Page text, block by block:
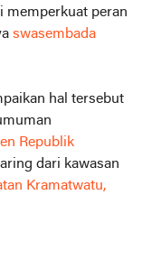
memperkuat peran
swasembada
hal tersebut
Republik
dari kawasan
Kramatwatu,